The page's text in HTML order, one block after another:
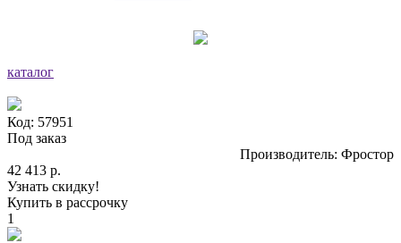
каталог
Код: 57951
Под заказ
Производитель: Фростор
42 413 р.
Узнать скидку!
Купить в рассрочку
1